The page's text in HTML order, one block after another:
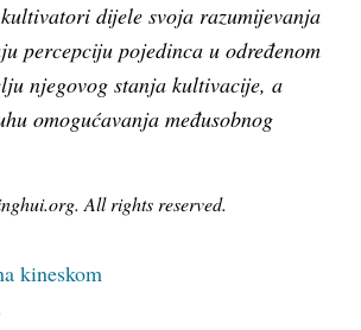
dijele svoja razumijevanja
percepciju pojedinca u određenom
njegovog stanja kultivacije, a
omogućavanja međusobnog
All rights reserved.
kineskom